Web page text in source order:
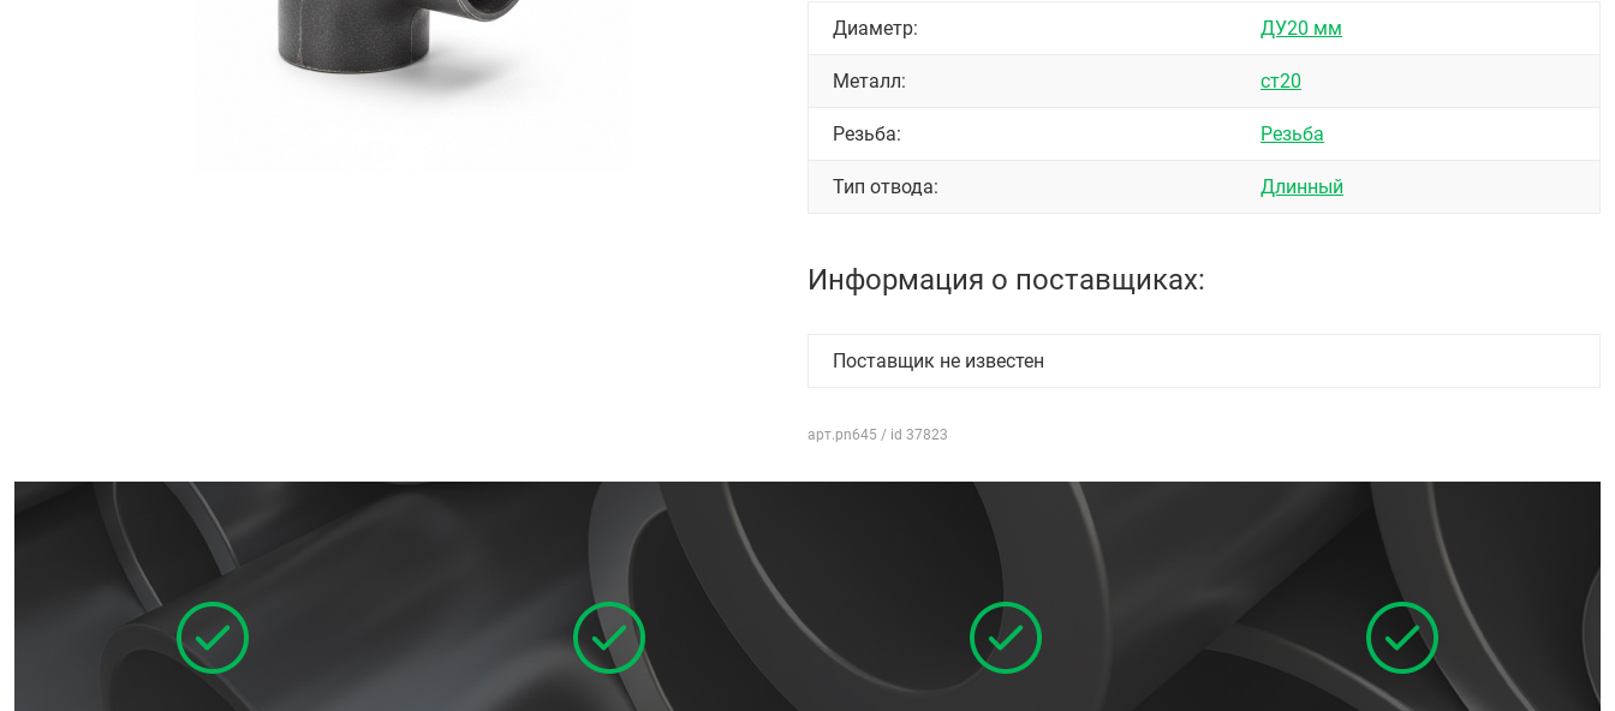
Диаметр: ДУ20 мм
Металл: ст20
Резьба: Резьба
Тип отвода: Длинный
Информация о поставщиках:
Поставщик не известен
арт.pn645 / id 37823